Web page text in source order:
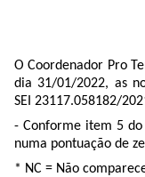
O Coordenador Pro
dia 31/01/2022, as
SEI 23117.058182/
- Conforme item 5 do
numa pontuação de
* NC = Não